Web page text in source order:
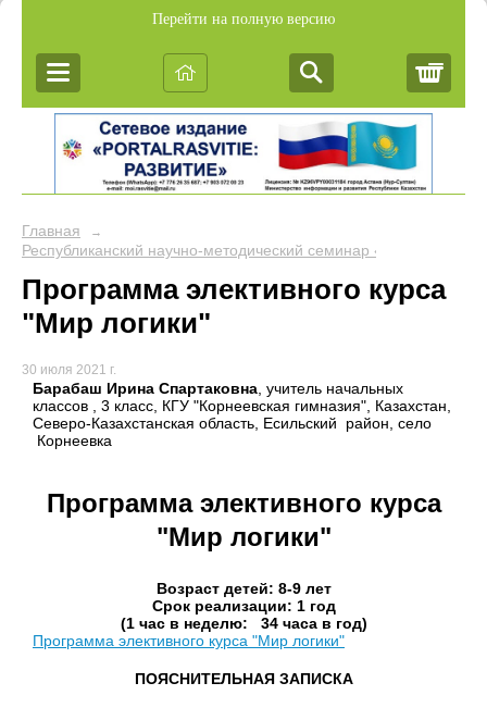
Перейти на полную версию
Главная →
Республиканский научно-методический семинар «Обобщение
Программа элективного курса
"Мир логики"
30 июля 2021 г.
Барабаш Ирина Спартаковна, учитель начальных
классов , 3 класс, КГУ "Корнеевская гимназия", Казахстан,
Северо-Казахстанская область, Есильский район, село
Корнеевка
Программа элективного курса
"Мир логики"
Возраст детей: 8-9 лет
Срок реализации: 1 год
(1 час в неделю: 34 часа в год)
Программа элективного курса "Мир логики"
ПОЯСНИТЕЛЬНАЯ ЗАПИСКА